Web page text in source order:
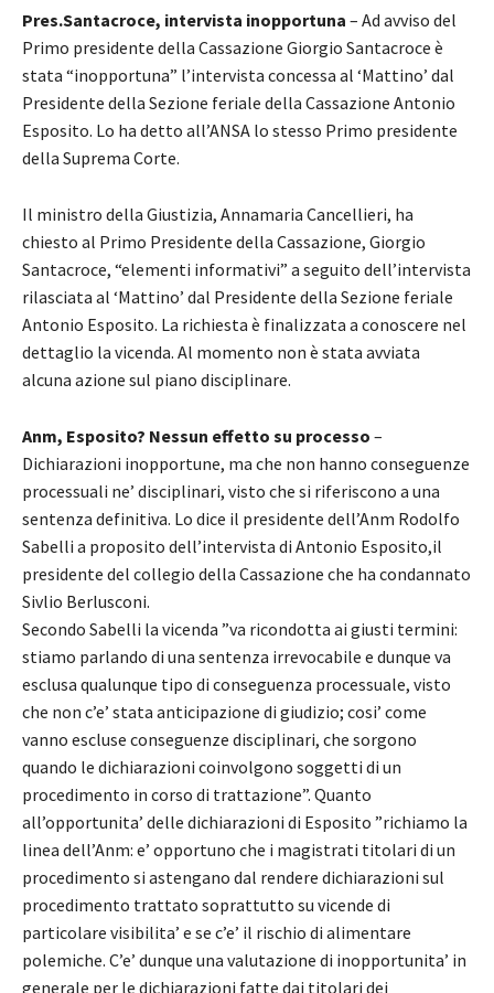
Pres.Santacroce, intervista inopportuna – Ad avviso del
Primo presidente della Cassazione Giorgio Santacroce è
stata “inopportuna” l’intervista concessa al ‘Mattino’ dal
Presidente della Sezione feriale della Cassazione Antonio
Esposito. Lo ha detto all’ANSA lo stesso Primo presidente
della Suprema Corte.
Il ministro della Giustizia, Annamaria Cancellieri, ha
chiesto al Primo Presidente della Cassazione, Giorgio
Santacroce, “elementi informativi” a seguito dell’intervista
rilasciata al ‘Mattino’ dal Presidente della Sezione feriale
Antonio Esposito. La richiesta è finalizzata a conoscere nel
dettaglio la vicenda. Al momento non è stata avviata
alcuna azione sul piano disciplinare.
Anm, Esposito? Nessun effetto su processo –
Dichiarazioni inopportune, ma che non hanno conseguenze
processuali ne’ disciplinari, visto che si riferiscono a una
sentenza definitiva. Lo dice il presidente dell’Anm Rodolfo
Sabelli a proposito dell’intervista di Antonio Esposito,il
presidente del collegio della Cassazione che ha condannato
Sivlio Berlusconi.
Secondo Sabelli la vicenda ”va ricondotta ai giusti termini:
stiamo parlando di una sentenza irrevocabile e dunque va
esclusa qualunque tipo di conseguenza processuale, visto
che non c’e’ stata anticipazione di giudizio; cosi’ come
vanno escluse conseguenze disciplinari, che sorgono
quando le dichiarazioni coinvolgono soggetti di un
procedimento in corso di trattazione”. Quanto
all’opportunita’ delle dichiarazioni di Esposito ”richiamo la
linea dell’Anm: e’ opportuno che i magistrati titolari di un
procedimento si astengano dal rendere dichiarazioni sul
procedimento trattato soprattutto su vicende di
particolare visibilita’ e se c’e’ il rischio di alimentare
polemiche. C’e’ dunque una valutazione di inopportunita’ in
generale per le dichiarazioni fatte dai titolari dei